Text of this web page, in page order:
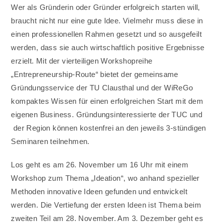
Wer als Gründerin oder Gründer erfolgreich starten will,
braucht nicht nur eine gute Idee. Vielmehr muss diese in
einen professionellen Rahmen gesetzt und so ausgefeilt
werden, dass sie auch wirtschaftlich positive Ergebnisse
erzielt. Mit der vierteiligen Workshopreihe
„Entrepreneurship-Route“ bietet der gemeinsame
Gründungsservice der TU Clausthal und der WiReGo
kompaktes Wissen für einen erfolgreichen Start mit dem
eigenen Business. Gründungsinteressierte der TUC und
der Region können kostenfrei an den jeweils 3-stündigen
Seminaren teilnehmen.
Los geht es am 26. November um 16 Uhr mit einem
Workshop zum Thema „Ideation“, wo anhand spezieller
Methoden innovative Ideen gefunden und entwickelt
werden. Die Vertiefung der ersten Ideen ist Thema beim
zweiten Teil am 28. November. Am 3. Dezember geht es